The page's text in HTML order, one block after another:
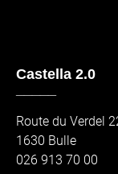
Castella 2.0
Route du Verdel
1630 Bulle
026 913 70 00